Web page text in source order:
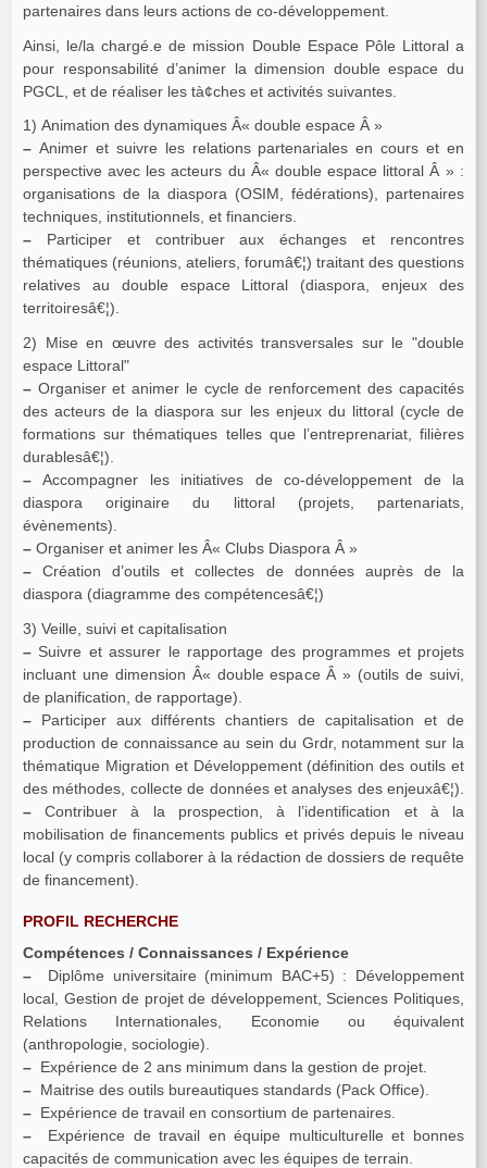
partenaires dans leurs actions de co-développement.
Ainsi, le/la chargé.e de mission Double Espace Pôle Littoral a
pour responsabilité d’animer la dimension double espace du
PGCL, et de réaliser les tà¢ches et activités suivantes.
1) Animation des dynamiques Â« double espace Â »
– Animer et suivre les relations partenariales en cours et en
perspective avec les acteurs du Â« double espace littoral Â » :
organisations de la diaspora (OSIM, fédérations), partenaires
techniques, institutionnels, et financiers.
– Participer et contribuer aux échanges et rencontres
thématiques (réunions, ateliers, forumâ€¦) traitant des questions
relatives au double espace Littoral (diaspora, enjeux des
territoiresâ€¦).
2) Mise en œuvre des activités transversales sur le "double
espace Littoral"
– Organiser et animer le cycle de renforcement des capacités
des acteurs de la diaspora sur les enjeux du littoral (cycle de
formations sur thématiques telles que l’entreprenariat, filières
durablesâ€¦).
– Accompagner les initiatives de co-développement de la
diaspora originaire du littoral (projets, partenariats,
évènements).
– Organiser et animer les Â« Clubs Diaspora Â »
– Création d’outils et collectes de données auprès de la
diaspora (diagramme des compétencesâ€¦)
3) Veille, suivi et capitalisation
– Suivre et assurer le rapportage des programmes et projets
incluant une dimension Â« double espace Â » (outils de suivi,
de planification, de rapportage).
– Participer aux différents chantiers de capitalisation et de
production de connaissance au sein du Grdr, notamment sur la
thématique Migration et Développement (définition des outils et
des méthodes, collecte de données et analyses des enjeuxâ€¦).
– Contribuer à la prospection, à l’identification et à la
mobilisation de financements publics et privés depuis le niveau
local (y compris collaborer à la rédaction de dossiers de requête
de financement).
PROFIL RECHERCHE
Compétences / Connaissances / Expérience
– Diplôme universitaire (minimum BAC+5) : Développement
local, Gestion de projet de développement, Sciences Politiques,
Relations Internationales, Economie ou équivalent
(anthropologie, sociologie).
– Expérience de 2 ans minimum dans la gestion de projet.
– Maitrise des outils bureautiques standards (Pack Office).
– Expérience de travail en consortium de partenaires.
– Expérience de travail en équipe multiculturelle et bonnes
capacités de communication avec les équipes de terrain.